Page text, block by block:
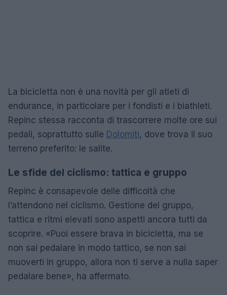
La bicicletta non è una novità per gli atleti di
endurance, in particolare per i fondisti e i biathleti.
Repinc stessa racconta di trascorrere molte ore sui
pedali, soprattutto sulle Dolomiti, dove trova il suo
terreno preferito: le salite.
Le sfide del ciclismo: tattica e gruppo
Repinc è consapevole delle difficoltà che
l’attendono nel ciclismo. Gestione del gruppo,
tattica e ritmi elevati sono aspetti ancora tutti da
scoprire. «Puoi essere brava in bicicletta, ma se
non sai pedalare in modo tattico, se non sai
muoverti in gruppo, allora non ti serve a nulla saper
pedalare bene», ha affermato.